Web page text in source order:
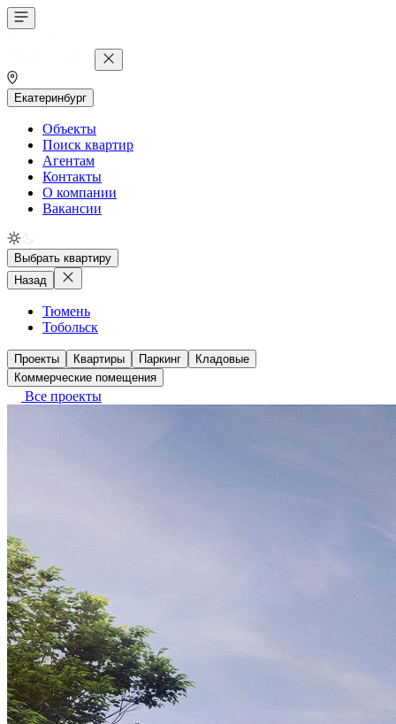
Екатеринбург
Объекты
Поиск квартир
Агентам
Контакты
О компании
Вакансии
Выбрать квартиру
Назад
Тюмень
Тобольск
Проекты Квартиры Паркинг
Кладовые
Коммерческие помещения
Все проекты